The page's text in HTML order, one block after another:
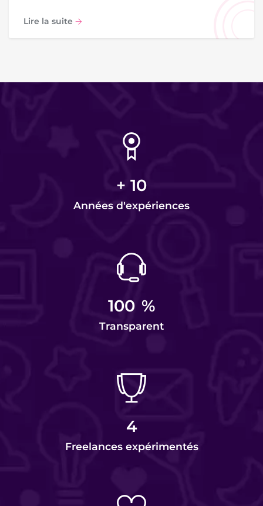
Lire la suite
+ 10
Années d'expériences
100 %
Transparent
4
Freelances expérimentés